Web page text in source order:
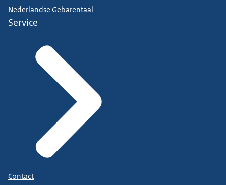
Nederlandse Gebarentaal
Service
Contact